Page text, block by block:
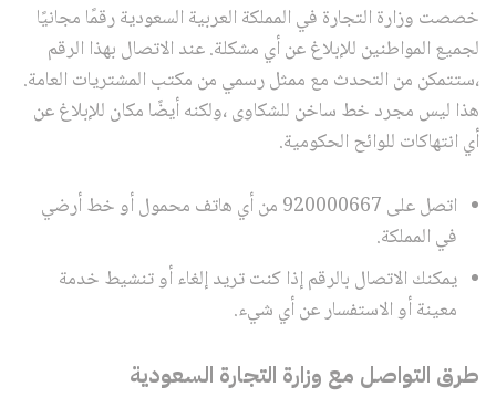
خصصت وزارة التجارة في المملكة العربية السعودية رقمًا مجانيًا
لجميع المواطنين للإبلاغ عن أي مشكلة. عند الاتصال بهذا الرقم
،ستتمكن من التحدث مع ممثل رسمي من مكتب المشتريات العامة.
هذا ليس مجرد خط ساخن للشكاوى ،ولكنه أيضًا مكان للإبلاغ عن
أي انتهاكات للوائح الحكومية.
اتصل على 920000667 من أي هاتف محمول أو خط أرضي
في المملكة.
يمكنك الاتصال بالرقم إذا كنت تريد إلغاء أو تنشيط خدمة
معينة أو الاستفسار عن أي شيء.
طرق التواصل مع وزارة التجارة السعودية